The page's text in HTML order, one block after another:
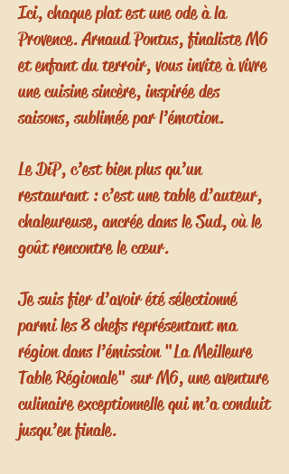
Ici, chaque plat est une ode à la
Provence. Arnaud Pontus, finaliste M6
et enfant du terroir, vous invite à vivre
une cuisine sincère, inspirée des
saisons, sublimée par l’émotion.
Le DiP, c’est bien plus qu’un
restaurant : c’est une table d’auteur,
chaleureuse, ancrée dans le Sud, où le
goût rencontre le cœur.
Je suis fier d’avoir été sélectionné
parmi les 8 chefs représentant ma
région dans l’émission "La Meilleure
Table Régionale" sur M6, une aventure
culinaire exceptionnelle qui m’a conduit
jusqu’en finale.